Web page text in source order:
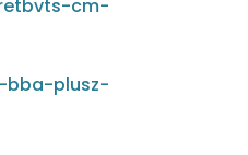
cm-
bba-plusz-